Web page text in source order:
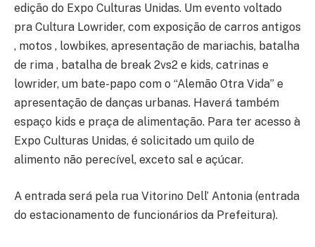
edição do Expo Culturas Unidas. Um evento voltado
pra Cultura Lowrider, com exposição de carros antigos
, motos , lowbikes, apresentação de mariachis, batalha
de rima , batalha de break 2vs2 e kids, catrinas e
lowrider, um bate-papo com o “Alemão Otra Vida” e
apresentação de danças urbanas. Haverá também
espaço kids e praça de alimentação. Para ter acesso à
Expo Culturas Unidas, é solicitado um quilo de
alimento não perecível, exceto sal e açúcar.
A entrada será pela rua Vitorino Dell’ Antonia (entrada
do estacionamento de funcionários da Prefeitura).